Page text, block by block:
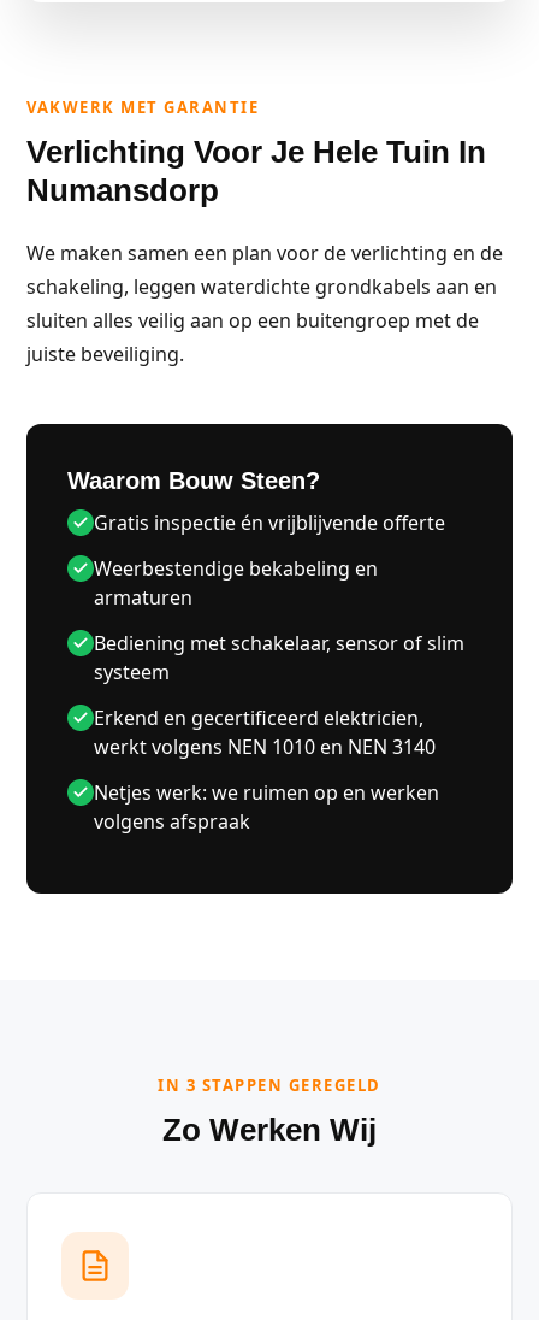
VAKWERK MET GARANTIE
Verlichting Voor Je Hele Tuin In
Numansdorp
We maken samen een plan voor de verlichting en de
schakeling, leggen waterdichte grondkabels aan en
sluiten alles veilig aan op een buitengroep met de
juiste beveiliging.
Waarom Bouw Steen?
Gratis inspectie én vrijblijvende offerte
Weerbestendige bekabeling en
armaturen
Bediening met schakelaar, sensor of slim
systeem
Erkend en gecertificeerd elektricien,
werkt volgens NEN 1010 en NEN 3140
Netjes werk: we ruimen op en werken
volgens afspraak
IN 3 STAPPEN GEREGELD
Zo Werken Wij